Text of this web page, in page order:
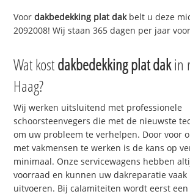
Voordakbedekking plat dakbelt u deze
2092008! Wij staan 365 dagen per jaar
Wat kostdakbedekking plat dakin
Haag?
Wij werken uitsluitend met professionele
schoorsteenvegers die met de nieuwste
om uw probleem te verhelpen. Door voor
met vakmensen te werken is de kans op
minimaal. Onze servicewagens hebben
voorraad en kunnen uw dakreparatie vaak
uitvoeren. Bij calamiteiten wordt eerst